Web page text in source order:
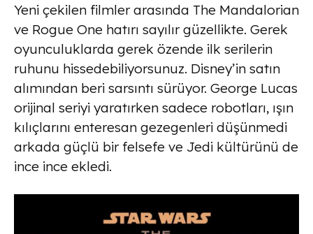
Yeni çekilen filmler arasında The Mandalorian
ve Rogue One hatırı sayılır güzellikte. Gerek
oyunculuklarda gerek özende ilk serilerin
ruhunu hissedebiliyorsunuz. Disney’in satın
alımından beri sarsıntı sürüyor. George Lucas
orijinal seriyi yaratırken sadece robotları, ışın
kılıçlarını enteresan gezegenleri düşünmedi
arkada güçlü bir felsefe ve Jedi kültürünü de
ince ince ekledi.